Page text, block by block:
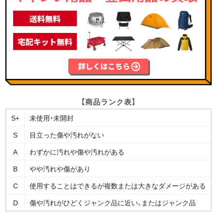
【商品ランク表】
S+
未使用・未開封
S
目立った傷や汚れがない
A
わずかに汚れや傷や汚れがある
B
やや汚れや傷があり
C
使用することはできるが複数または大きなダメージがある
D
傷や汚れがひどくジャンク品に近い、またはジャンク品